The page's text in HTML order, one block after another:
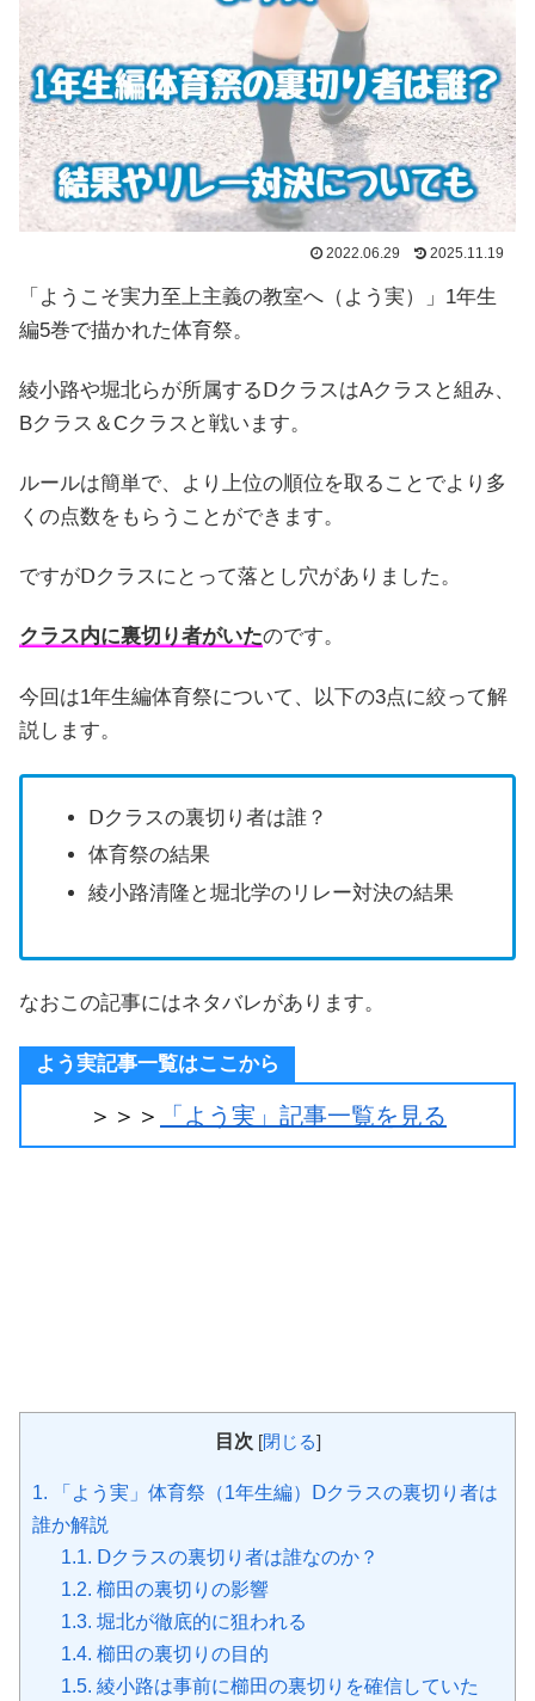
2022.06.29 2025.11.19
「ようこそ実力至上主義の教室へ（よう実）」1年生
編5巻で描かれた体育祭。
綾小路や堀北らが所属するⅮクラスはAクラスと組み、
Bクラス＆Cクラスと戦います。
ルールは簡単で、より上位の順位を取ることでより多
くの点数をもらうことができます。
ですがⅮクラスにとって落とし穴がありました。
クラス内に裏切り者がいたのです。
今回は1年生編体育祭について、以下の3点に絞って解
説します。
Ⅾクラスの裏切り者は誰？
体育祭の結果
綾小路清隆と堀北学のリレー対決の結果
なおこの記事にはネタバレがあります。
よう実記事一覧はここから
＞＞＞ 「よう実」記事一覧を見る
目次 [閉じる]
1. 「よう実」体育祭（1年生編）Ⅾクラスの裏切り者は
誰か解説
1.1. Ⅾクラスの裏切り者は誰なのか？
1.2. 櫛田の裏切りの影響
1.3. 堀北が徹底的に狙われる
1.4. 櫛田の裏切りの目的
1.5. 綾小路は事前に櫛田の裏切りを確信していた